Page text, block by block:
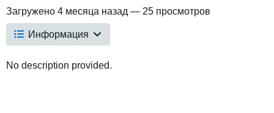
Загружено 4 месяца назад — 25 просмотров
Информация
No description provided.